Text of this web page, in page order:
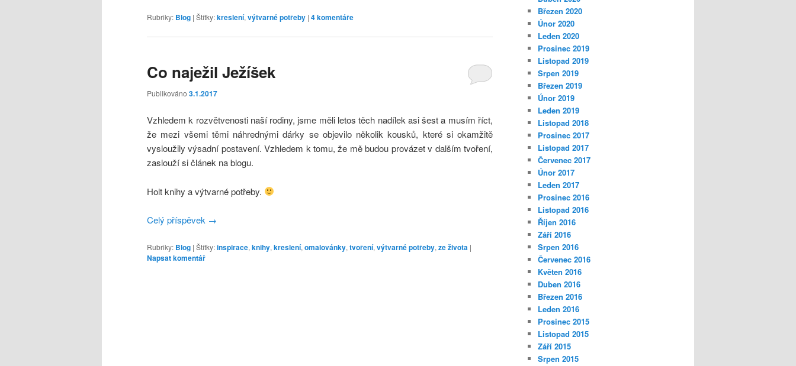
Rubriky: Blog | Štítky:kreslení, výtvarné potřeby | 4komentáře
Co naježil Ježíšek
Publikováno 3.1.2017
Vzhledem k rozvětvenosti naší rodiny, jsme měli letos těch nadílek asi šest a musím říct,
že mezi všemi těmi náhrednými dárky se objevilo několik kousků, které si okamžitě
vysloužily výsadní postavení. Vzhledem k tomu, že mě budou provázet v dalším tvoření,
zaslouží si článek na blogu.
Holt knihy a výtvarné potřeby.
Celý příspěvek →
Rubriky: Blog | Štítky:inspirace, knihy, kreslení, omalovánky, tvoření, výtvarné potřeby, ze života |
Napsat komentář
Březen 2020
Únor 2020
Leden 2020
Prosinec 2019
Listopad 2019
Srpen 2019
Březen 2019
Únor 2019
Leden 2019
Listopad 2018
Prosinec 2017
Listopad 2017
Červenec 2017
Únor 2017
Leden 2017
Prosinec 2016
Listopad 2016
Říjen 2016
Září 2016
Srpen 2016
Červenec 2016
Květen 2016
Duben 2016
Březen 2016
Leden 2016
Prosinec 2015
Listopad 2015
Září 2015
Srpen 2015